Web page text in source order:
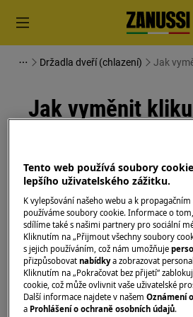
Držadla dveří (chlazení) Jak
Jak vyměnit
Před jakoukoli údržbou vypněte
vytáhněte zástrčku ze
Při přemisťování spotřebičů
těžkých spotřebičů je nutné jej
osobami.
Vždy používejte ochranné
obuv.
Tento web používá soubory
lepšího uživatelského zážitku.
K vylepšování našeho webu a k
používáme soubory cookie. Informace o
sdílíme také s našimi partnery pro sociální
Kliknutím na „Přijmout všechny soubory
s jejich používáním, což nám umožňuje
přizpůsobovatnabídkya zobrazovat
Kliknutím na „Pokračovat bez přijetí“
cookie, což může ovlivnit vaše uživatelské
Další informace najdete v našemOznámení
a Prohlášení o ochraně osobních údajů.